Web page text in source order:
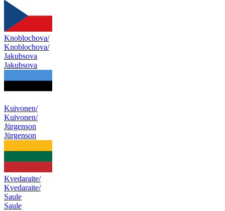
Knoblochova/
Knoblochova/
Jakubsova
Jakubsova
Kuivonen/
Kuivonen/
Jürgenson
Jürgenson
Kvedaraite/
Kvedaraite/
Saule
Saule